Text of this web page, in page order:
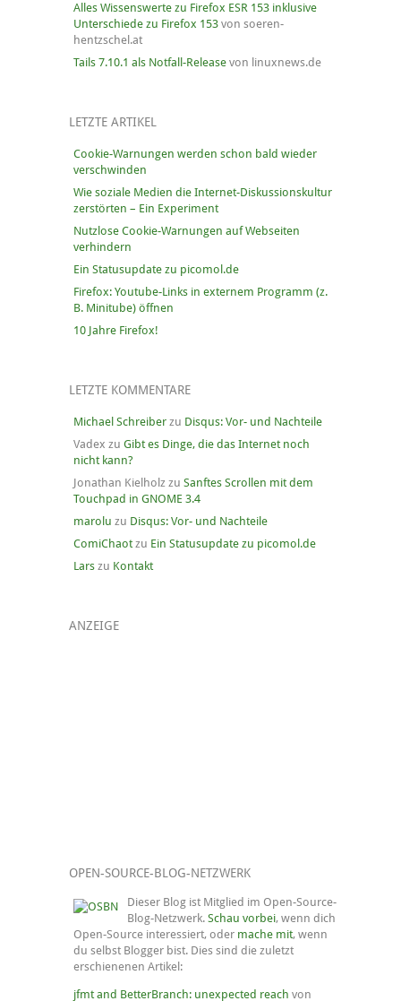
Alles Wissenswerte zu Firefox ESR 153 inklusive
Unterschiede zu Firefox 153von soeren-
hentzschel.at
Tails 7.10.1 als Notfall-Releasevon linuxnews.de
LETZTE ARTIKEL
Cookie-Warnungen werden schon bald wieder
verschwinden
Wie soziale Medien die Internet-Diskussionskultur
zerstörten – Ein Experiment
Nutzlose Cookie-Warnungen auf Webseiten
verhindern
Ein Statusupdate zu picomol.de
Firefox: Youtube-Links in externem Programm (z.
B. Minitube) öffnen
10 Jahre Firefox!
LETZTE KOMMENTARE
Michael Schreiberzu Disqus: Vor- und Nachteile
Vadex zu Gibt es Dinge, die das Internet noch
nicht kann?
Jonathan Kielholz zu Sanftes Scrollen mit dem
Touchpad in GNOME 3.4
marolu zu Disqus: Vor- und Nachteile
ComiChaotzu Ein Statusupdate zu picomol.de
Larszu Kontakt
ANZEIGE
OPEN-SOURCE-BLOG-NETZWERK
Dieser Blog ist Mitglied im Open-Source-
Blog-Netzwerk. Schau vorbei, wenn dich
Open-Source interessiert, oder mache mit, wenn
du selbst Blogger bist. Dies sind die zuletzt
erschienenen Artikel:
jfmt and BetterBranch: unexpected reach von